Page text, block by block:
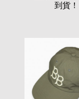
到貨！